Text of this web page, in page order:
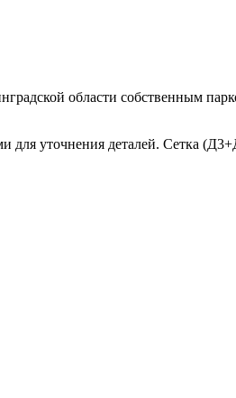
области собственным
для уточнения деталей. Сетка